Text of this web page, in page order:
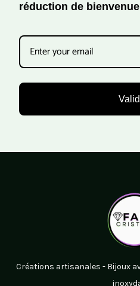
réduction de
Créations artisanales - Bijoux